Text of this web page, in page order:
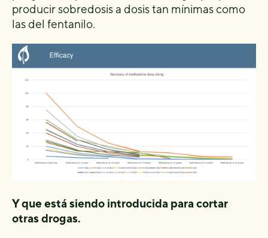
producir sobredosis a dosis tan mínimas como
las del fentanilo.
Y que está siendo introducida para cortar
otras drogas.